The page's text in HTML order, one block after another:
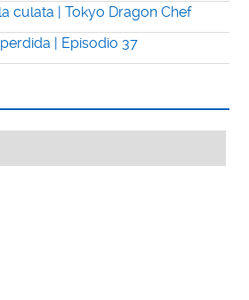
culata | Tokyo Dragon Chef
| Episodio 37